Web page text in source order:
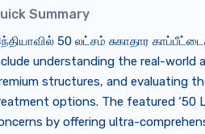
Summary
50 லட்சம் சுகாதார
understanding the real-world
structures, and evaluating
options. The featured ‘50
by offering ultra-